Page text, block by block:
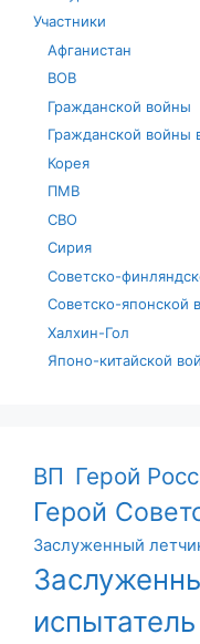
Участники
Афганистан
ВОВ
Гражданской войны
Гражданской войны
Корея
ПМВ
СВО
Сирия
Советско-
Советско-японской
Халхин-Гол
Японо-китайской
ВП Герой
Герой
Заслуженный
испытатель